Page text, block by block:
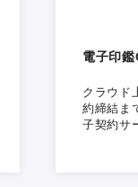
電子印
クラウド
約締結ま
子契約サ